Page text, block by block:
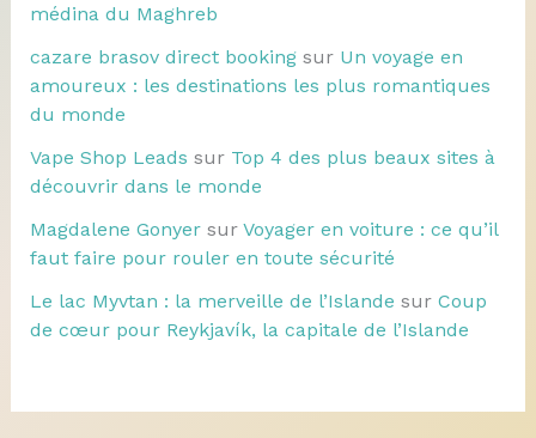
médina du Maghreb
cazare brasov direct bookingsur Un voyage en
amoureux : les destinations les plus romantiques
du monde
Vape Shop Leads sur Top 4 des plus beaux sites à
découvrir dans le monde
Magdalene Gonyersur Voyager en voiture : ce qu’il
faut faire pour rouler en toute sécurité
Le lac Myvtan : la merveille de l’Islande sur Coup
de cœur pour Reykjavík, la capitale de l’Islande